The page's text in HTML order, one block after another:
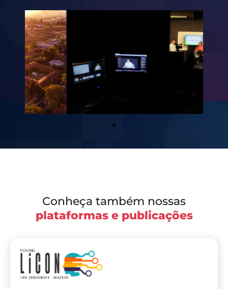
Conheça também nossas
plataformas e publicações